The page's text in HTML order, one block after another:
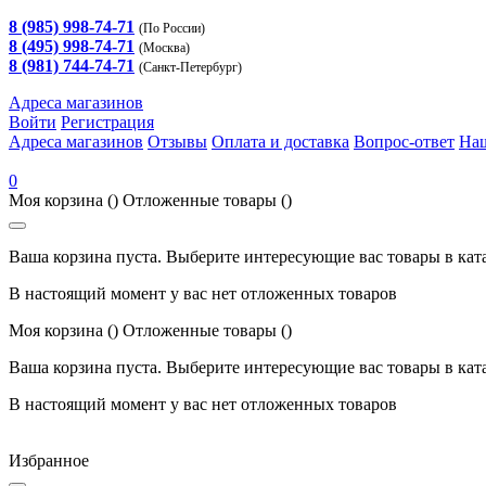
8 (985) 998-74-71 (По России)
8 (495) 998-74-71 (Москва)
8 (981) 744-74-71 (Санкт-Петербург)
Адреса магазинов
Войти Регистрация
Адреса магазинов Отзывы Оплата и доставка Вопрос-ответ
0
Моя корзина () Отложенные товары ()
Ваша корзина пуста. Выберите интересующие вас товары в
В настоящий момент у вас нет отложенных товаров
Моя корзина () Отложенные товары ()
Ваша корзина пуста. Выберите интересующие вас товары в
В настоящий момент у вас нет отложенных товаров
Избранное